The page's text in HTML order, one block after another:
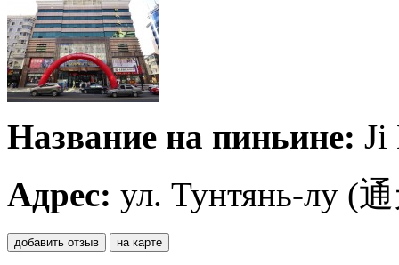
Название на пиньине: Ji
Адрес: ул. Тунтянь-лу (
добавить отзыв на карте